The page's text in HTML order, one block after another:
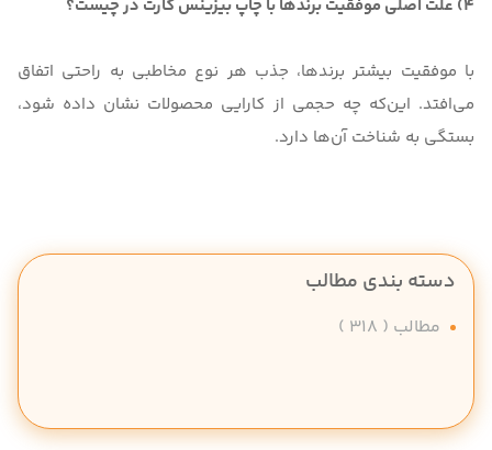
4) علت اصلی موفقیت برندها با چاپ بیزینس کارت در چیست؟
با موفقیت بیشتر برندها، جذب هر نوع مخاطبی به‌ راحتی اتفاق
می‌افتد. این‌که چه حجمی از کارایی محصولات نشان داده شود،
بستگی به شناخت آن‌ها دارد.
دسته بندی مطالب
مطالب ( 318 )